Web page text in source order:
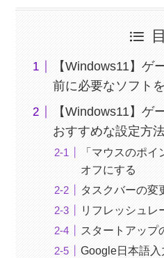
【Windows11】ゲ
前に必要なソフト
【Windows11】ゲ
おすすめな設定方
「マウスのポ
オフにする
タスクバーの変
リフレッシュレ
スタートアップ
Google日本語